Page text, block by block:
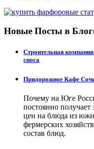
Новые Посты в
Строительная
сноса
Придорожное Кафе
Почему на Юге
постоянно получает
цен на блюда из
фермерских
состав блюд.